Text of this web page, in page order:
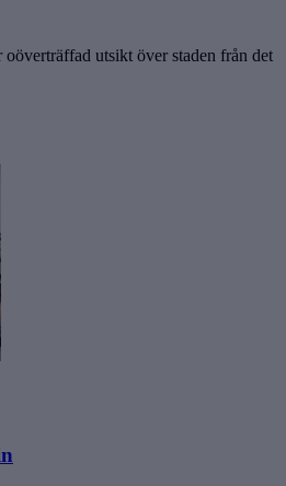
utsikt över staden från det